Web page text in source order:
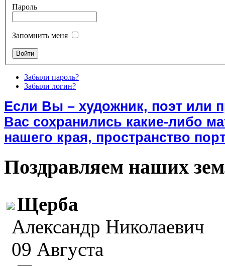
Пароль
Запомнить меня
Забыли пароль?
Забыли логин?
Если Вы – художник, поэт или
Вас сохранились какие-либо
нашего края, пространство
Поздравляем наших
Щерба
Александр Николаевич
09 Августа